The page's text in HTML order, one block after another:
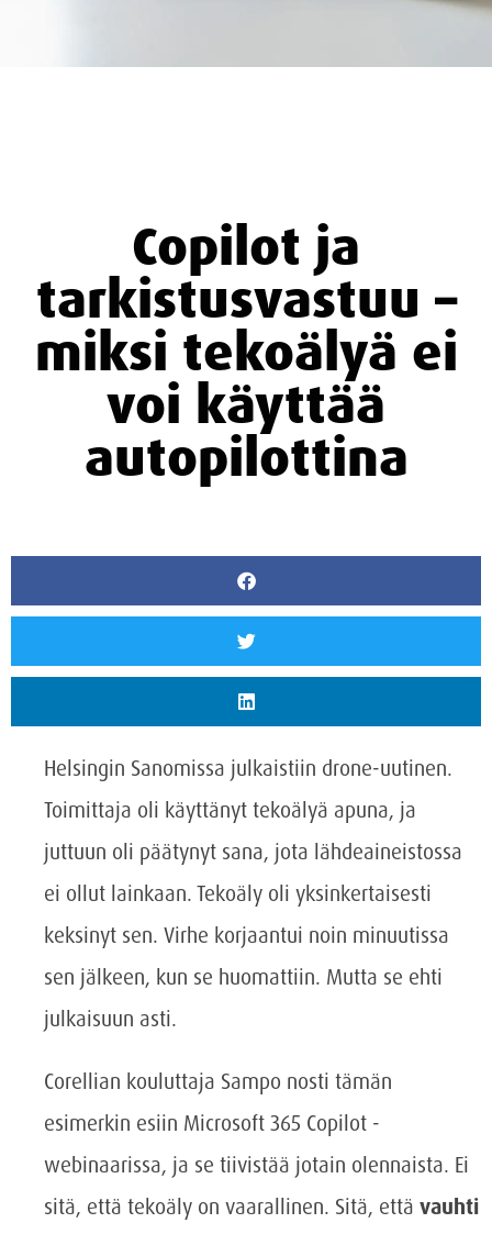
Copilot ja
tarkistusvastuu –
miksi tekoälyä ei
voi käyttää
autopilottina
Helsingin Sanomissa julkaistiin drone-uutinen.
Toimittaja oli käyttänyt tekoälyä apuna, ja
juttuun oli päätynyt sana, jota lähdeaineistossa
ei ollut lainkaan. Tekoäly oli yksinkertaisesti
keksinyt sen. Virhe korjaantui noin minuutissa
sen jälkeen, kun se huomattiin. Mutta se ehti
julkaisuun asti.
Corellian kouluttaja Sampo nosti tämän
esimerkin esiin Microsoft 365 Copilot -
webinaarissa, ja se tiivistää jotain olennaista. Ei
sitä, että tekoäly on vaarallinen. Sitä, että vauhti